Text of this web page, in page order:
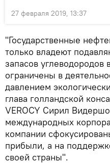
27 февраля 2019, 13:37
"Государственные
только владеют
запасов углеводородов
ограничены в
давлением
глава голландской
VEROCY Сирил
международных
компании
прибыли, а на
своей страны".